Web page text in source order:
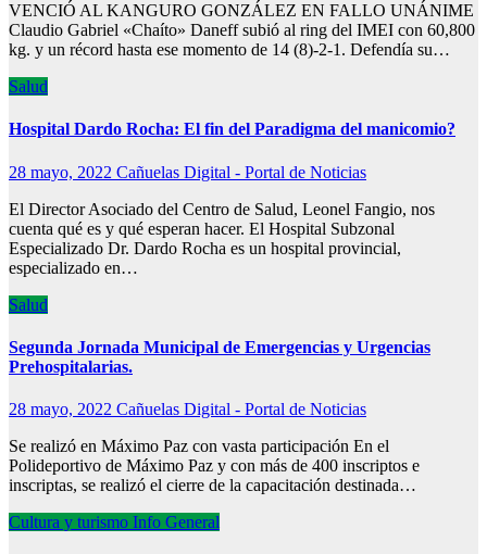
VENCIÓ AL KANGURO GONZÁLEZ EN FALLO UNÁNIME
Claudio Gabriel «Chaíto» Daneff subió al ring del IMEI con 60,800
kg. y un récord hasta ese momento de 14 (8)-2-1. Defendía su…
Salud
Hospital Dardo Rocha: El fin del Paradigma del manicomio?
28 mayo, 2022 Cañuelas Digital - Portal de Noticias
El Director Asociado del Centro de Salud, Leonel Fangio, nos
cuenta qué es y qué esperan hacer. El Hospital Subzonal
Especializado Dr. Dardo Rocha es un hospital provincial,
especializado en…
Salud
Segunda Jornada Municipal de Emergencias y Urgencias
Prehospitalarias.
28 mayo, 2022 Cañuelas Digital - Portal de Noticias
Se realizó en Máximo Paz con vasta participación En el
Polideportivo de Máximo Paz y con más de 400 inscriptos e
inscriptas, se realizó el cierre de la capacitación destinada…
Cultura y turismo Info General